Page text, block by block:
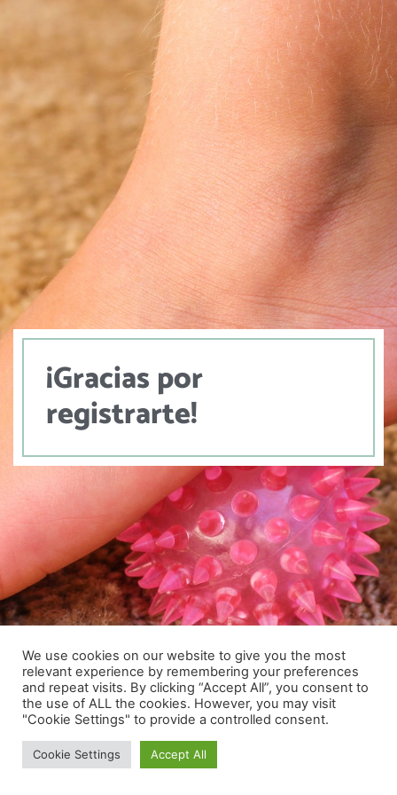
¡Gracias por
registrarte!
We use cookies on our website to give you the most
relevant experience by remembering your preferences
and repeat visits. By clicking “Accept All”, you consent to
the use of ALL the cookies. However, you may visit
"Cookie Settings" to provide a controlled consent.
Cookie Settings Accept All
Utilizamos cookies para ofrecerte la mejor experiencia en
nuestra web.
Puedes aprender más sobre qué cookies utilizamos o
desactivarlas en los
ajustes
Aceptar Rechazar Ajustes